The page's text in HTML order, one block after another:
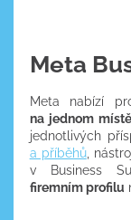
Meta
Meta nabízí
na jednom místě
jednotlivých
a příběhů,
v Business
firemním profilu